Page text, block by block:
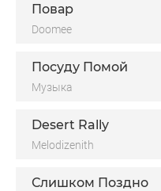
Повар
Doomee
Посуду Помой
Музыка
Desert Rally
Melodizenith
Слишком Поздно